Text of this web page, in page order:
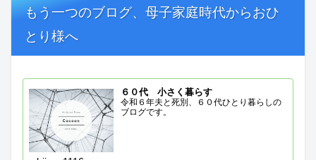
もう一つのブログ、母子家庭時代からおひ
とり様へ
６０代 小さく暮らす
令和６年夫と死別、６０代ひとり暮らしの
ブログです。